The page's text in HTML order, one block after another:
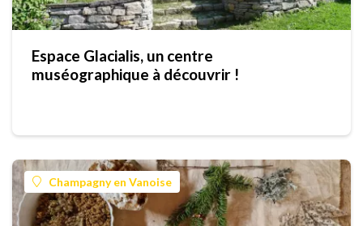
Espace Glacialis, un centre
muséographique à découvrir !
Champagny en Vanoise